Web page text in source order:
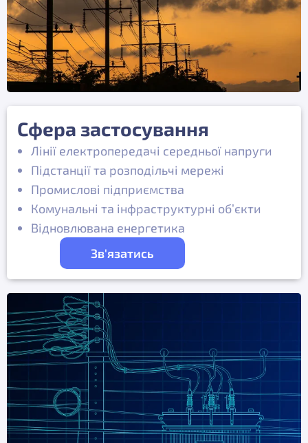
Сфера застосування
Лінії електропередачі середньої напруги
Підстанції та розподільчі мережі
Промислові підприємства
Комунальні та інфраструктурні об’єкти
Відновлювана енергетика
Зв'язатись